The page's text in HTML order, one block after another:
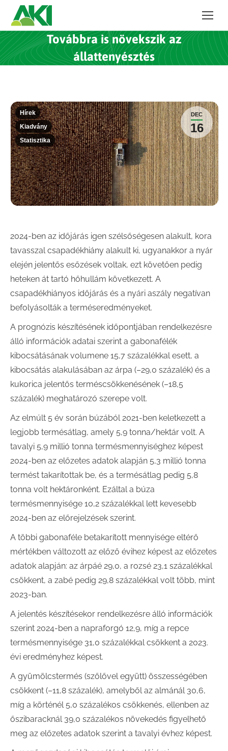
Továbbra is növekszik az
állattenyésztés
DEC
16
Hírek
Kiadvány
Statisztika
2024-ben az időjárás igen szélsőségesen alakult, kora
tavasszal csapadékhiány alakult ki, ugyanakkor a nyár
elején jelentős esőzések voltak, ezt követően pedig
heteken át tartó hőhullám következett. A
csapadékhiányos időjárás és a nyári aszály negatívan
befolyásolták a terméseredményeket.
A prognózis készítésének időpontjában rendelkezésre
álló információk adatai szerint a gabonafélék
kibocsátásának volumene 15,7 százalékkal esett, a
kibocsátás alakulásában az árpa (–29,0 százalék) és a
kukorica jelentős terméscsökkenésének (–18,5
százalék) meghatározó szerepe volt.
Az elmúlt 5 év során búzából 2021-ben keletkezett a
legjobb termésátlag, amely 5,9 tonna/hektár volt. A
tavalyi 5,9 millió tonna termésmennyiséghez képest
2024-ben az előzetes adatok alapján 5,3 millió tonna
termést takarítottak be, és a termésátlag pedig 5,8
tonna volt hektáronként. Ezáltal a búza
termésmennyisége 10,2 százalékkal lett kevesebb
2024-ben az előrejelzések szerint.
A többi gabonaféle betakarított mennyisége eltérő
mértékben változott az előző évihez képest az előzetes
adatok alapján: az árpáé 29,0, a rozsé 23,1 százalékkal
csökkent, a zabé pedig 29,8 százalékkal volt több, mint
2023-ban.
A jelentés készítésekor rendelkezésre álló információk
szerint 2024-ben a napraforgó 12,9, míg a repce
termésmennyisége 31,0 százalékkal csökkent a 2023.
évi eredményhez képest.
A gyümölcstermés (szőlővel együtt) összességében
csökkent (–11,8 százalék), amelyből az almánál 30,6,
míg a körténél 5,0 százalékos csökkenés, ellenben az
őszibaracknál 39,0 százalékos növekedés figyelhető
meg az előzetes adatok szerint a tavalyi évhez képest.